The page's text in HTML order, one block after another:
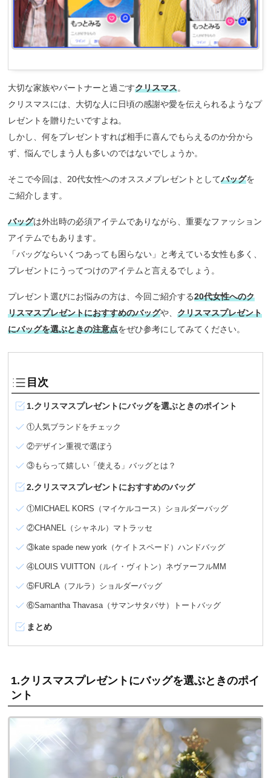
大切な家族やパートナーと過ごすクリスマス。
クリスマスには、大切な人に日頃の感謝や愛を伝えられるようなプ
レゼントを贈りたいですよね。
しかし、何をプレゼントすれば相手に喜んでもらえるのか分から
ず、悩んでしまう人も多いのではないでしょうか。
そこで今回は、20代女性へのオススメプレゼントとしてバッグを
ご紹介します。
バッグは外出時の必須アイテムでありながら、重要なファッション
アイテムでもあります。
「バッグならいくつあっても困らない」と考えている女性も多く、
プレゼントにうってつけのアイテムと言えるでしょう。
プレゼント選びにお悩みの方は、今回ご紹介する20代女性へのク
リスマスプレゼントにおすすめのバッグや、クリスマスプレゼント
にバッグを選ぶときの注意点をぜひ参考にしてみてください。
目次
1.クリスマスプレゼントにバッグを選ぶときのポイント
①人気ブランドをチェック
②デザイン重視で選ぼう
③もらって嬉しい「使える」バッグとは？
2.クリスマスプレゼントにおすすめのバッグ
①MICHAEL KORS（マイケルコース）ショルダーバッグ
②CHANEL（シャネル）マトラッセ
③kate spade new york（ケイトスペード）ハンドバッグ
④LOUIS VUITTON（ルイ・ヴィトン）ネヴァーフルMM
⑤FURLA（フルラ）ショルダーバッグ
⑥Samantha Thavasa（サマンサタバサ）トートバッグ
まとめ
1.クリスマスプレゼントにバッグを選ぶときのポイ
ント